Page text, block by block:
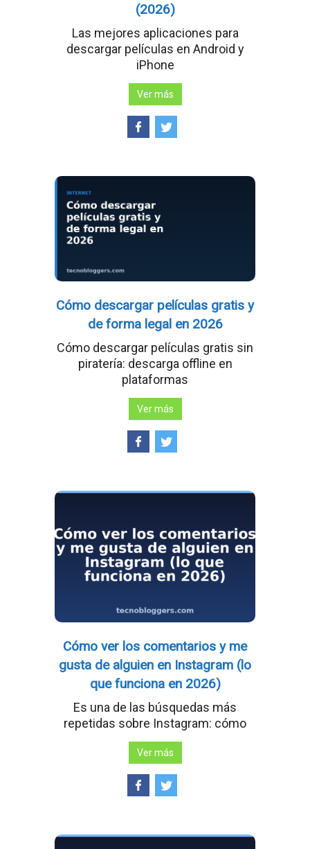
(2026)
Las mejores aplicaciones para
descargar películas en Android y
iPhone
Ver más
Cómo descargar películas gratis y
de forma legal en 2026
Cómo descargar películas gratis sin
piratería: descarga offline en
plataformas
Ver más
Cómo ver los comentarios y me
gusta de alguien en Instagram (lo
que funciona en 2026)
Es una de las búsquedas más
repetidas sobre Instagram: cómo
Ver más